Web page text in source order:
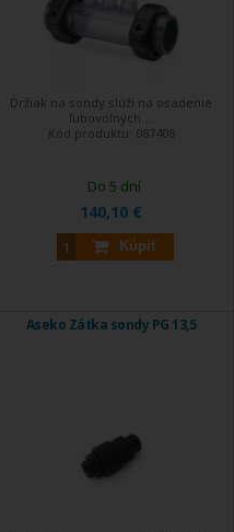
Držiak na sondy slúži na osadenie
ľubovoľných ...
Kód produktu: 087408
140,10 €
Kúpiť
Do 5 dní
Aseko Zátka sondy PG 13,5